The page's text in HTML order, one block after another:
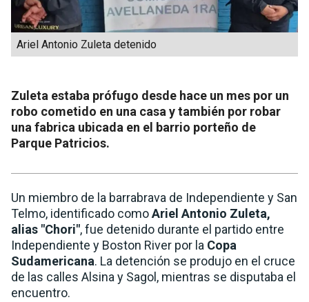
Ariel Antonio Zuleta detenido
Zuleta estaba prófugo desde hace un mes por un
robo cometido en una casa y también por robar
una fabrica ubicada en el barrio porteño de
Parque Patricios.
Un miembro de la barrabrava de Independiente y San
Telmo, identificado comoAriel Antonio Zuleta,
alias "Chori", fue detenido durante el partido entre
Independiente y Boston River por la Copa
Sudamericana. La detención se produjo en el cruce
de las calles Alsina y Sagol, mientras se disputaba el
encuentro.